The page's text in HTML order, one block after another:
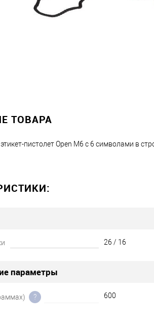
ТОВАРА
пистолет Open M6 с 6 символами в
26 / 16
параметры
? 600